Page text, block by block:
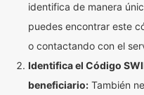
identifica de manera
puedes encontrar este
o contactando con el
Identifica el Código
beneficiario: También